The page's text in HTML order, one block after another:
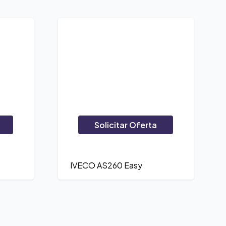
Solicitar Oferta
IVECO AS260 Easy